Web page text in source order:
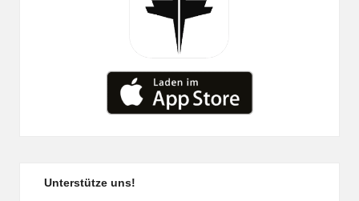
Unterstütze uns!